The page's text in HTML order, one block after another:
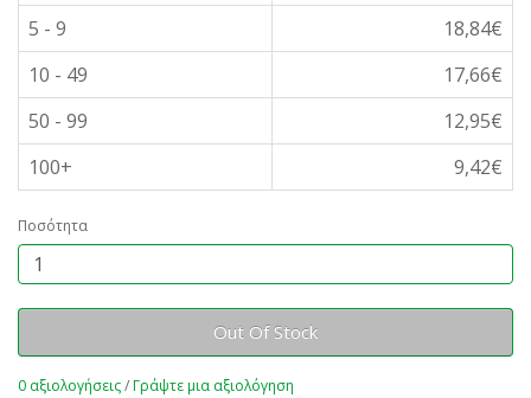
5 - 9
18,84€
10 - 49
17,66€
50 - 99
12,95€
100+
9,42€
Ποσότητα
Out Of Stock
0 αξιολογήσεις/Γράψτε μια αξιολόγηση